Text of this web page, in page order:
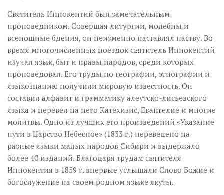
Святитель Иннокентий был замечательным
проповедником. Совершая литургии, молебны и
всенощные бдения, он неизменно наставлял паству. Во
время многочисленных поездок святитель Иннокентий
изучал язык, быт и нравы народов, среди которых
проповедовал. Его труды по географии, этнографии и
языкознанию получили мировую известность. Он
составил алфавит и грамматику алеутско-лисьевского
языка и перевел на него Катехизис, Евангелие и многие
молитвы. Одно из лучших его произведений «Указание
пути в Царство Небесное» (1833 г.) переведено на
разные языки малых народов Сибири и выдержало
более 40 изданий. Благодаря трудам святителя
Иннокентия в 1859 г. впервые услышали Слово Божие и
богослужение на своем родном языке якуты.